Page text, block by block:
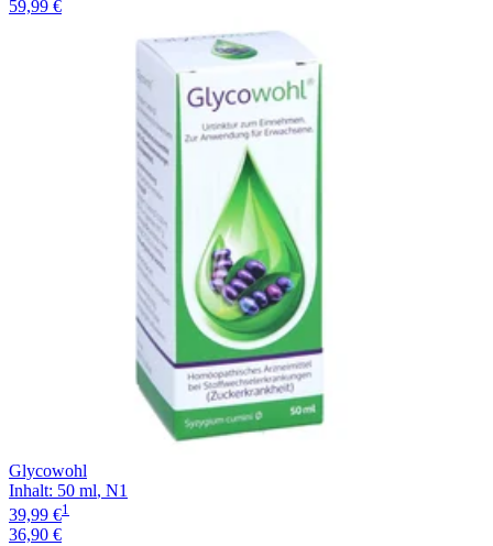
59,99 €
Glycowohl
Inhalt: 50 ml, N1
39,99 €1
36,90 €